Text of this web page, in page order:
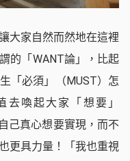
大家自然而然地在這裡
的「WANT論」，比起
「必須」（MUST）怎
喚起大家「想要」
己真心想要實現，而不
更具力量！「我也重視